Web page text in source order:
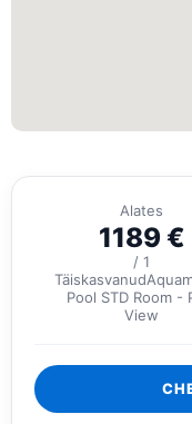
Alates
1189 €
/ 1
Pool STD Room -
View